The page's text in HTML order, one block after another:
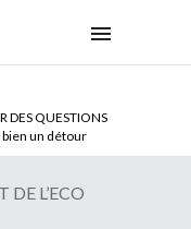
DES QUESTIONS
bien un détour
DU CAMEROUN :
DE L’ECO